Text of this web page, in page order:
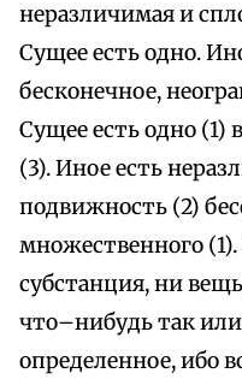
неразличимая и
Сущее есть одно.
бесконечное,
Сущее есть одно (1)
(3). Иное есть
подвижность (2)
множественного
субстанция, ни
что–нибудь так
определенное, ибо